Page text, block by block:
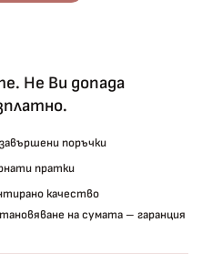
Не Ви допада
завършени поръчки
пратки
качество
на сумата – гаранция